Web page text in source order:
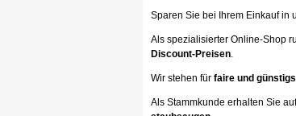
Sparen Sie bei Ihrem Einkauf in
Als spezialisierter Online-Shop
Discount-Preisen.
Wir stehen für faire und
Als Stammkunde erhalten Sie